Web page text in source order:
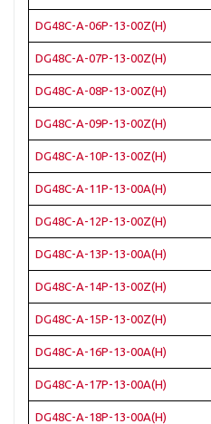
DG48C-A-06P-13-00Z(H)
DG48C-A-07P-13-00Z(H)
DG48C-A-08P-13-00Z(H)
DG48C-A-09P-13-00Z(H)
DG48C-A-10P-13-00Z(H)
DG48C-A-11P-13-00A(H)
DG48C-A-12P-13-00Z(H)
DG48C-A-13P-13-00A(H)
DG48C-A-14P-13-00Z(H)
DG48C-A-15P-13-00Z(H)
DG48C-A-16P-13-00A(H)
DG48C-A-17P-13-00A(H)
DG48C-A-18P-13-00A(H)